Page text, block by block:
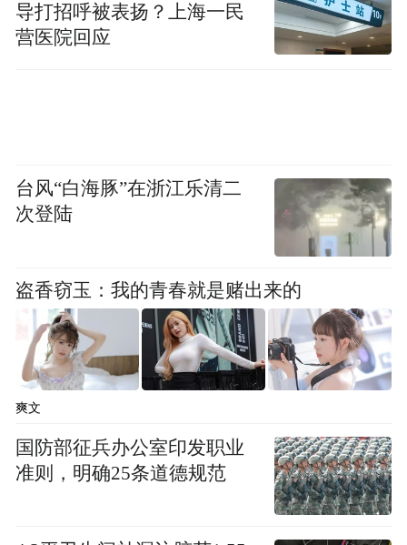
导打招呼被表扬？上海一民
营医院回应
台风“白海豚”在浙江乐清二
次登陆
盗香窃玉：我的青春就是赌出来的
爽文
国防部征兵办公室印发职业
准则，明确25条道德规范